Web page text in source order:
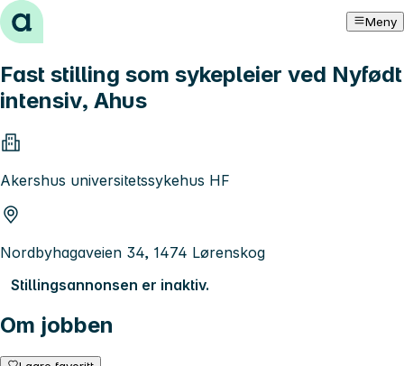
Hopp til innhold Meny
Fast stilling som sykepleier ved Nyfødt
intensiv, Ahus
Akershus universitetssykehus HF
Nordbyhagaveien 34, 1474 Lørenskog
Stillingsannonsen er inaktiv.
Om jobben